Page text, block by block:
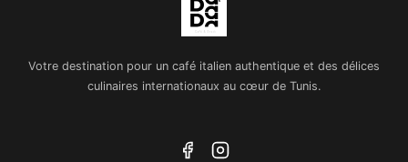
Votre destination pour un café italien authentique et des délices
culinaires internationaux au cœur de Tunis.